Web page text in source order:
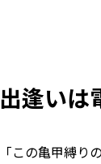
出逢いは
「この亀甲縛り